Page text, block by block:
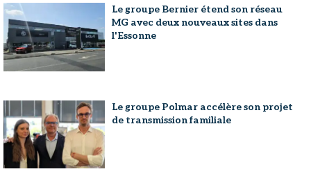
Le groupe Bernier étend son réseau
MG avec deux nouveaux sites dans
l'Essonne
Le groupe Polmar accélère son projet
de transmission familiale